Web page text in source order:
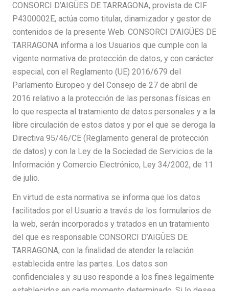
CONSORCI D’AIGÜES DE TARRAGONA, provista de CIF
P4300002E, actúa como titular, dinamizador y gestor de
contenidos de la presente Web. CONSORCI D’AIGÜES DE
TARRAGONA informa a los Usuarios que cumple con la
vigente normativa de protección de datos, y con carácter
especial, con el Reglamento (UE) 2016/679 del
Parlamento Europeo y del Consejo de 27 de abril de
2016 relativo a la protección de las personas físicas en
lo que respecta al tratamiento de datos personales y a la
libre circulación de estos datos y por el que se deroga la
Directiva 95/46/CE (Reglamento general de protección
de datos) y con la Ley de la Sociedad de Servicios de la
Información y Comercio Electrónico, Ley 34/2002, de 11
de julio.
En virtud de esta normativa se informa que los datos
facilitados por el Usuario a través de los formularios de
la web, serán incorporados y tratados en un tratamiento
del que es responsable CONSORCI D’AIGÜES DE
TARRAGONA, con la finalidad de atender la relación
establecida entre las partes. Los datos son
confidenciales y su uso responde a los fines legalmente